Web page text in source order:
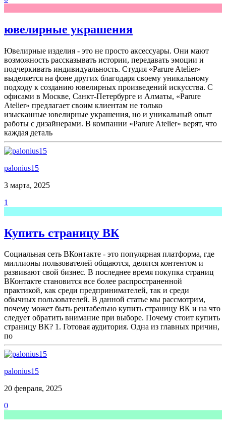
ювелирные украшения
Ювелирные изделия - это не просто аксессуары. Они мают
возможность рассказывать истории, передавать эмоции и
подчеркивать индивидуальность. Студия «Parure Atelier»
выделяется на фоне других благодаря своему уникальному
подходу к созданию ювелирных произведений искусства. С
офисами в Москве, Санкт-Петербурге и Алматы, «Parure
Atelier» предлагает своим клиентам не только
изысканные ювелирные украшения, но и уникальный опыт
работы с дизайнерами. В компании «Parure Atelier» верят, что
каждая деталь
palonius15
3 марта, 2025
1
Купить страницу ВК
Социальная сеть ВКонтакте - это популярная платформа, где
миллионы пользователей общаются, делятся контентом и
развивают свой бизнес. В последнее время покупка страниц
ВКонтакте становится все более распространенной
практикой, как среди предпринимателей, так и среди
обычных пользователей. В данной статье мы рассмотрим,
почему может быть рентабельно купить страницу ВК и на что
следует обратить внимание при выборе. Почему стоит купить
страницу ВК? 1. Готовая аудитория. Одна из главных причин,
по
palonius15
20 февраля, 2025
0